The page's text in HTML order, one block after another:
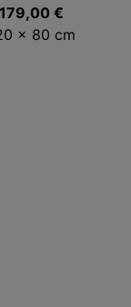
179,00 €
x 80 cm